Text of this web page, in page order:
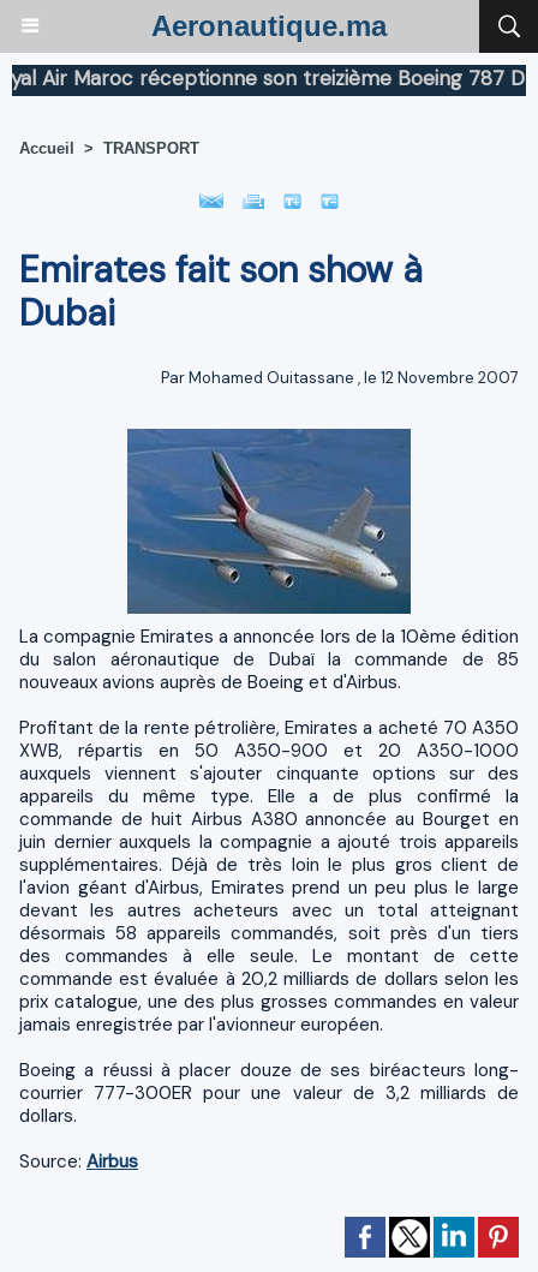
Aeronautique.ma
Maroc réceptionne son treizième Boeing 787
Accueil > TRANSPORT
Emirates fait son show à
Dubai
ParMohamed Ouitassane , le 12 Novembre 2007
La compagnie Emirates a annoncée lors de la 10ème édition
du salon aéronautique de Dubaï la commande de 85
nouveaux avions auprès de Boeing et d'Airbus.
Profitant de la rente pétrolière, Emirates a acheté 70 A350
XWB, répartis en 50 A350-900 et 20 A350-1000
auxquels viennent s'ajouter cinquante options sur des
appareils du même type. Elle a de plus confirmé la
commande de huit Airbus A380 annoncée au Bourget en
juin dernier auxquels la compagnie a ajouté trois appareils
supplémentaires. Déjà de très loin le plus gros client de
l'avion géant d'Airbus, Emirates prend un peu plus le large
devant les autres acheteurs avec un total atteignant
désormais 58 appareils commandés, soit près d'un tiers
des commandes à elle seule. Le montant de cette
commande est évaluée à 20,2 milliards de dollars selon les
prix catalogue, une des plus grosses commandes en valeur
jamais enregistrée par l'avionneur européen.
Boeing a réussi à placer douze de ses biréacteurs long-
courrier 777-300ER pour une valeur de 3,2 milliards de
dollars.
Source: Airbus